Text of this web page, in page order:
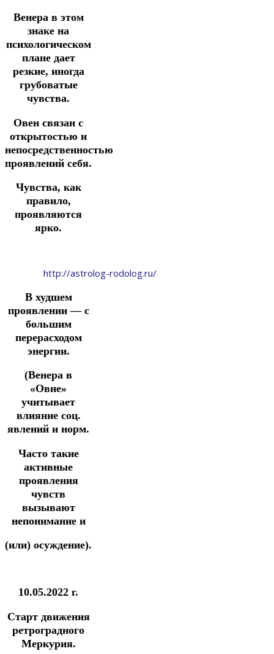
Венера в этом
знаке на
психологическом
плане дает
резкие, иногда
грубоватые
чувства.
Овен связан с
открытостью и
непосредственностью
проявлений себя.
Чувства, как
правило,
проявляются
ярко.
http://astrolog-rodolog.ru/
В худшем
проявлении — с
большим
перерасходом
энергии.
(Венера в
«Овне»
учитывает
влияние соц.
явлений и норм.
Часто такие
активные
проявления
чувств
вызывают
непонимание и
(или) осуждение).
10.05.2022 г.
Старт движения
ретроградного
Меркурия.